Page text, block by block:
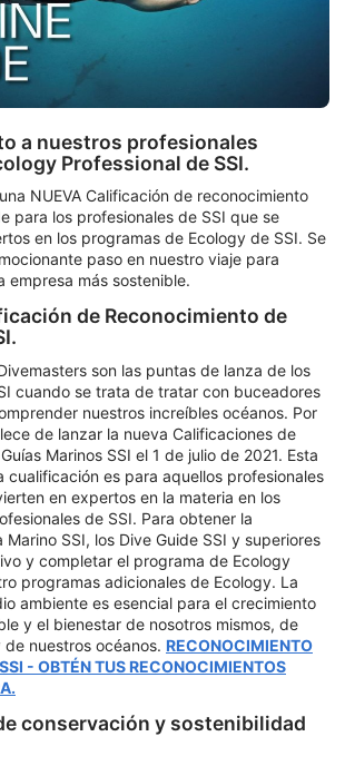
a nuestros profesionales
Professional de SSI.
NUEVA Calificación de reconocimiento
para los profesionales de SSI que se
en los programas de Ecology de SSI. Se
paso en nuestro viaje para
empresa más sostenible.
de Reconocimiento de
son las puntas de lanza de los
cuando se trata de tratar con buceadores
nuestros increíbles océanos. Por
de lanzar la nueva Calificaciones de
Marinos SSI el 1 de julio de 2021. Esta
cualificación es para aquellos profesionales
en expertos en la materia en los
de SSI. Para obtener la
SSI, los Dive Guide SSI y superiores
y completar el programa de Ecology
programas adicionales de Ecology. La
ambiente es esencial para el crecimiento
y el bienestar de nosotros mismos, de
nuestros océanos. RECONOCIMIENTO
- OBTÉN TUS RECONOCIMIENTOS
conservación y sostenibilidad